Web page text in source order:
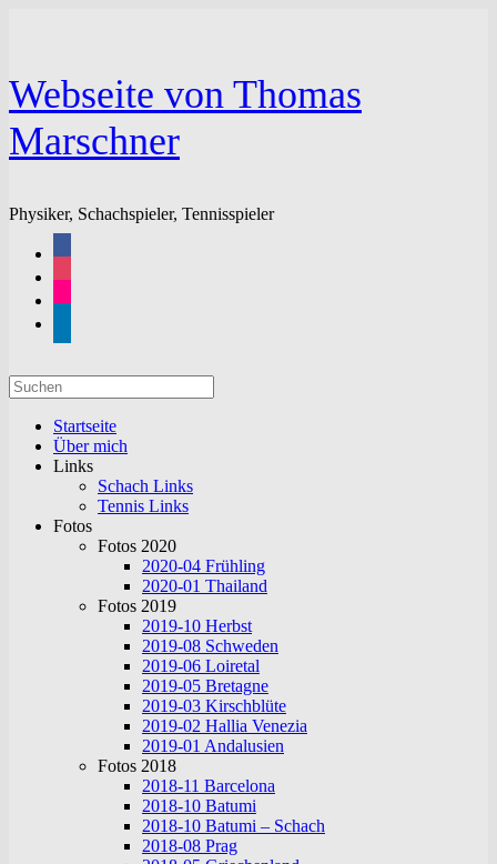
Webseite von Thomas
Marschner
Physiker, Schachspieler, Tennisspieler
Suchen
nach:
Startseite
Über mich
Links
Schach Links
Tennis Links
Fotos
Fotos 2020
2020-04 Frühling
2020-01 Thailand
Fotos 2019
2019-10 Herbst
2019-08 Schweden
2019-06 Loiretal
2019-05 Bretagne
2019-03 Kirschblüte
2019-02 Hallia Venezia
2019-01 Andalusien
Fotos 2018
2018-11 Barcelona
2018-10 Batumi
2018-10 Batumi – Schach
2018-08 Prag